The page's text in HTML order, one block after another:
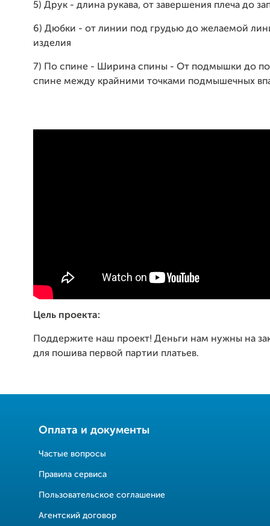
5) Друк - длина рукава, от завершения плеча до
6) Дюбки - от линии под грудью до желаемой
изделия
7) По спине - Ширина спины - От подмышки до
спине между крайними точками подмышечных
Цель проекта:
Поддержите наш проект! Деньги нам нужны на
для пошива первой партии платьев.
Оплата и документы
Частые вопросы
Правила сервиса
Пользовательское соглашение
Агентский договор